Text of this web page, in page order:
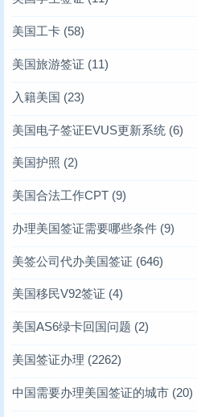
美国工卡 (58)
美国旅游签证 (11)
入籍美国 (23)
美国电子签证EVUS更新系统 (6)
美国护照 (2)
美国合法工作CPT (9)
办理美国签证需要哪些条件 (9)
美签公司代办美国签证 (646)
美国移民V92签证 (4)
美国AS6绿卡回国问题 (2)
美国签证办理 (2262)
中国需要办理美国签证的城市 (20)